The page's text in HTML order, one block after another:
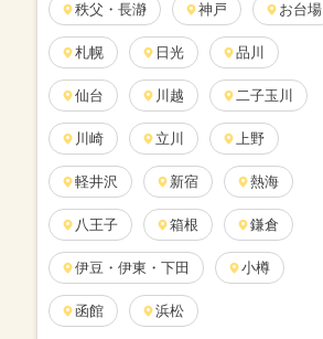
秩父・長瀞 神戸 お台場
札幌 日光 品川
仙台 川越 二子玉川
川崎 立川 上野
軽井沢 新宿 熱海
八王子 箱根 鎌倉
伊豆・伊東・下田 小樽
函館 浜松